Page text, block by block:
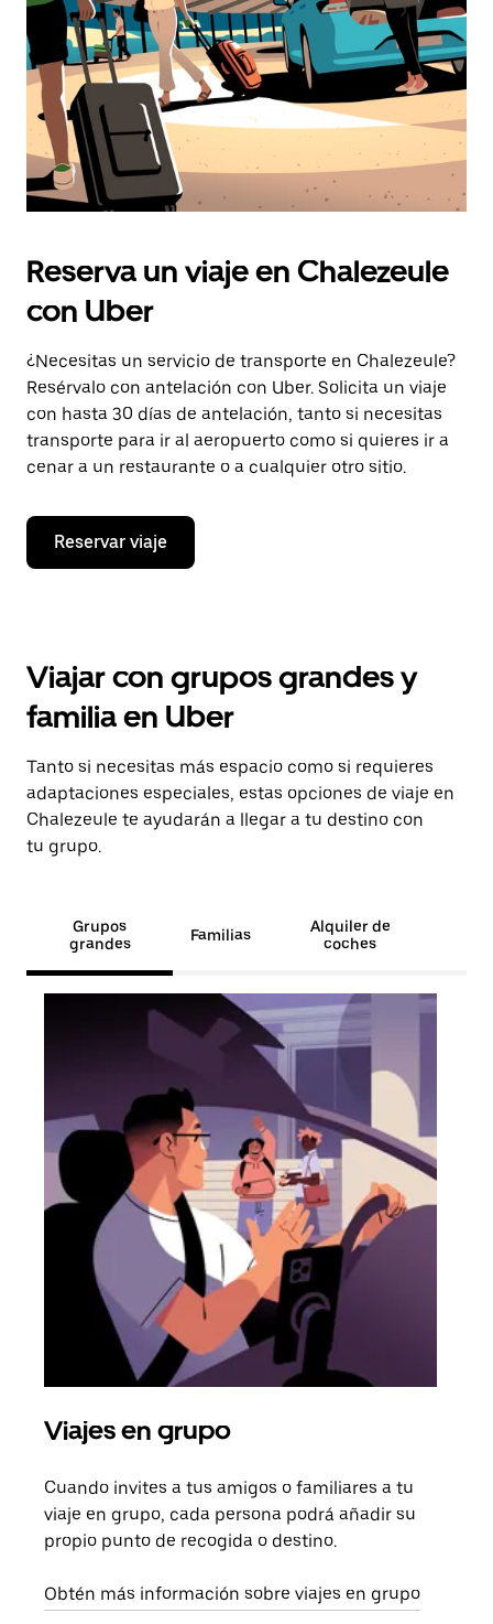
cerrar
el
calendario.
Reserva un viaje en Chalezeule
con Uber
¿Necesitas un servicio de transporte en Chalezeule?
Resérvalo con antelación con Uber. Solicita un viaje
con hasta 30 días de antelación, tanto si necesitas
transporte para ir al aeropuerto como si quieres ir a
cenar a un restaurante o a cualquier otro sitio.
Reservar viaje
Viajar con grupos grandes y
familia en Uber
Tanto si necesitas más espacio como si requieres
adaptaciones especiales, estas opciones de viaje en
Chalezeule te ayudarán a llegar a tu destino con
tu grupo.
Grupos
grandes
Familias
Alquiler de
coches
Viajes en grupo
Cuando invites a tus amigos o familiares a tu
viaje en grupo, cada persona podrá añadir su
propio punto de recogida o destino.
Obtén más información sobre viajes en grupo